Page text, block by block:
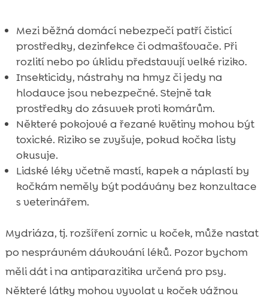
Mezi běžná domácí nebezpečí patří čisticí
prostředky, dezinfekce či odmašťovače. Při
rozlití nebo po úklidu představují velké riziko.
Insekticidy, nástrahy na hmyz či jedy na
hlodavce jsou nebezpečné. Stejně tak
prostředky do zásuvek proti komárům.
Některé pokojové a řezané květiny mohou být
toxické. Riziko se zvyšuje, pokud kočka listy
okusuje.
Lidské léky včetně mastí, kapek a náplastí by
kočkám neměly být podávány bez konzultace
s veterinářem.
Mydriáza, tj. rozšíření zornic u koček, může nastat
po nesprávném dávkování léků. Pozor bychom
měli dát i na antiparazitika určená pro psy.
Některé látky mohou vyvolat u koček vážnou